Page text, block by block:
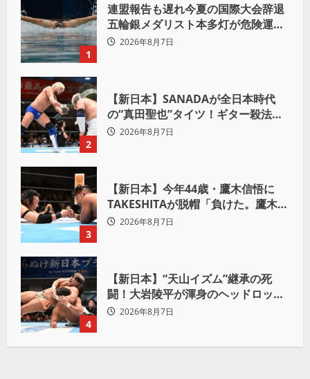
1
連盟報告も遅れ今夏の国際大会辞退
五輪銀メダリスト本多灯が危険運転
致傷で起訴
2026年8月7日
2
【新日本】SANADAが全日本時代
の“真田聖也”タイツ！ギター殺法で
Yuto-IceをKO「俺と闘う時は考え
2026年8月7日
3
【新日本】今年44歳・鷹木信悟に
TAKESHITAが脱帽「負けた。鷹木信
悟、強いわ！」
2026年8月7日
4
【新日本】“天山イズム”継承の死
闘！大岩陵平が渾身のヘッドロック
で後藤洋央紀からタップ奪取 執念の
2026年8月7日